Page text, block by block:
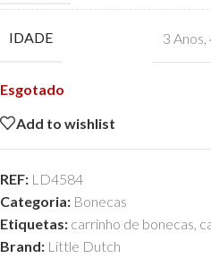
IDADE 3 Anos
Esgotado
Add to wishlist
REF: LD4584
Categoria: Bonecas
Etiquetas: carrinho de bonecas,
Brand: Little Dutch